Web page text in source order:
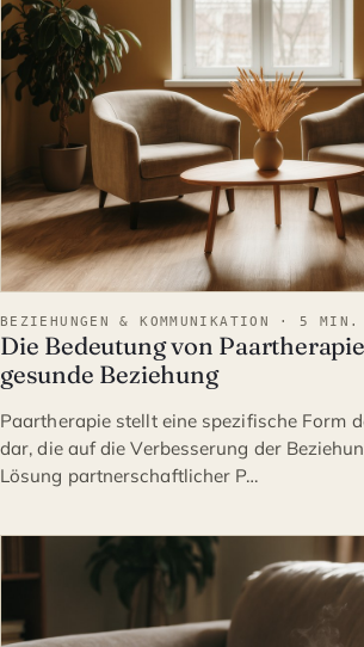
BEZIEHUNGEN & KOMMUNIKATION · 5 MIN.
Die Bedeutung von
gesunde Beziehung
Paartherapie stellt eine spezifische Form
dar, die auf die Verbesserung der
Lösung partnerschaftlicher P…
BEZIEHUNGEN & KOMMUNIK